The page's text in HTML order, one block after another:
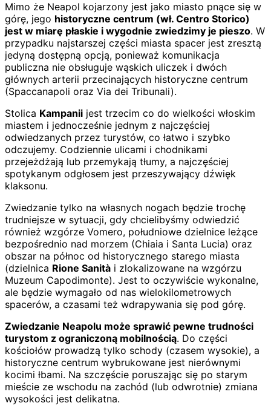
Mimo że Neapol kojarzony jest jako miasto pnące się w
górę, jego historyczne centrum (wł. Centro Storico)
jest w miarę płaskie i wygodnie zwiedzimy je pieszo. W
przypadku najstarszej części miasta spacer jest zresztą
jedyną dostępną opcją, ponieważ komunikacja
publiczna nie obsługuje wąskich uliczek i dwóch
głównych arterii przecinających historyczne centrum
(Spaccanapoli oraz Via dei Tribunali).
Stolica Kampanii jest trzecim co do wielkości włoskim
miastem i jednocześnie jednym z najczęściej
odwiedzanych przez turystów, co łatwo i szybko
odczujemy. Codziennie ulicami i chodnikami
przejeżdżają lub przemykają tłumy, a najczęściej
spotykanym odgłosem jest przeszywający dźwięk
klaksonu.
Zwiedzanie tylko na własnych nogach będzie trochę
trudniejsze w sytuacji, gdy chcielibyśmy odwiedzić
również wzgórze Vomero, południowe dzielnice leżące
bezpośrednio nad morzem (Chiaia i Santa Lucia) oraz
obszar na północ od historycznego starego miasta
(dzielnica Rione Sanità i zlokalizowane na wzgórzu
Muzeum Capodimonte). Jest to oczywiście wykonalne,
ale będzie wymagało od nas wielokilometrowych
spacerów, a czasami też wdrapywania się pod górę.
Zwiedzanie Neapolu może sprawić pewne trudności
turystom z ograniczoną mobilnością. Do części
kościołów prowadzą tylko schody (czasem wysokie), a
historyczne centrum wybrukowane jest nierównymi
kocimi łbami. Na szczęście poruszając się po starym
mieście ze wschodu na zachód (lub odwrotnie) zmiana
wysokości jest delikatna.